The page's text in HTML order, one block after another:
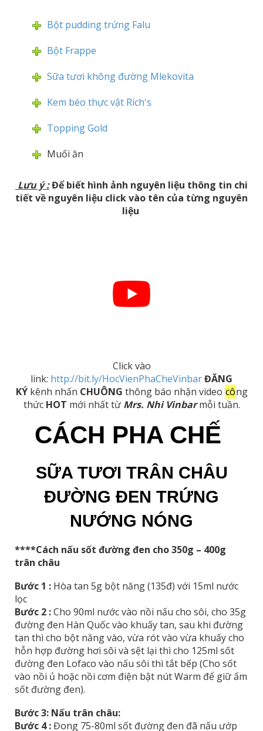
Bột pudding trứng Falu
Bột Frappe
Sữa tươi không đường Mlekovita
Kem béo thực vật Rich's
Topping Gold
Muối ăn
Lưu ý :Để biết hình ảnh nguyên liệu thông tin chi
tiết về nguyên liệu click vào tên của từng nguyên
liệu
Click vào
link: http://bit.ly/HocVienPhaCheVinbarĐĂNG
KÝkênh nhấn CHUÔNG thông báo nhận video công
thức HOT mới nhất từ Mrs. Nhi Vinbarmỗi tuần.
CÁCH PHA CHẾ
SỮA TƯƠI TRÂN CHÂU
ĐƯỜNG ĐEN TRỨNG
NƯỚNG NÓNG
****Cách nấu sốt đường đen cho 350g – 400g
trân châu
Bước 1 : Hòa tan 5g bột năng (135đ) với 15ml nước
lọc
Bước 2 :Cho 90ml nước vào nồi nấu cho sôi, cho 35g
đường đen Hàn Quốc vào khuấy tan, sau khi đường
tan thì cho bột năng vào, vừa rót vào vừa khuấy cho
hỗn hợp đường hơi sôi và sệt lại thì cho 125ml sốt
đường đen Lofaco vào nấu sôi thì tắt bếp (Cho sốt
vào nồi ủ hoặc nồi cơm điện bật nút Warm để giữ ấm
sốt đường đen).
Bước 3: Nấu trân châu:
Bước 4 :Đong 75-80ml sốt đường đen đã nấu ướp